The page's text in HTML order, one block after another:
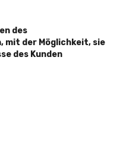
des
mit der Möglichkeit, sie
des Kunden